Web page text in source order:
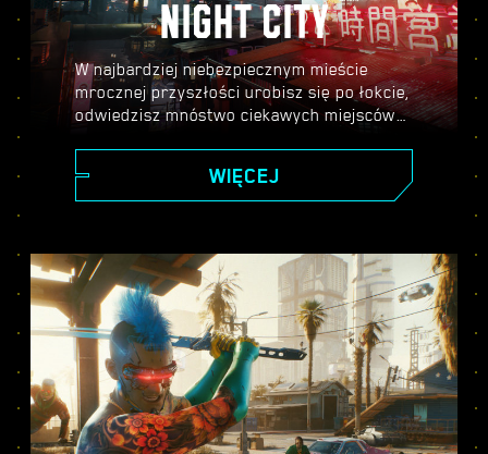
NIGHT CITY
W najbardziej niebezpiecznym mieście
mrocznej przyszłości urobisz się po łokcie,
odwiedzisz mnóstwo ciekawych miejscówek
sposób się tam dostaniesz.
WIĘCEJ